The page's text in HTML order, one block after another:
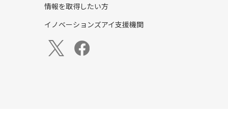
情報を取得したい方
イノベーションズアイ支援機関